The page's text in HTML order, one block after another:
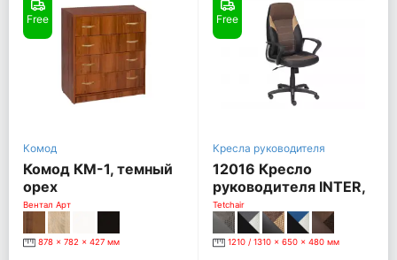
Free
Комод
Комод КМ-1, темный
орех
Вентал Арт
878 x 782 x 427 мм
Free
Кресла руководителя
12016 Кресло
руководителя INTER,
черный/коричневый/
бронзовый
Tetchair
1210 / 1310 x 650 x 480 мм